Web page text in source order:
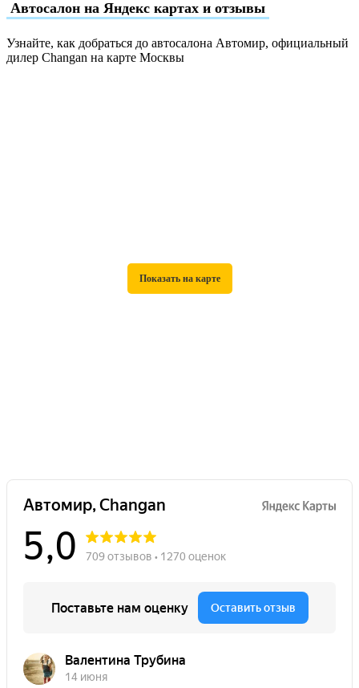
Автосалон на Яндекс картах и отзывы
Узнайте, как добраться до автосалона Автомир, официальный
дилер Changan на карте Москвы